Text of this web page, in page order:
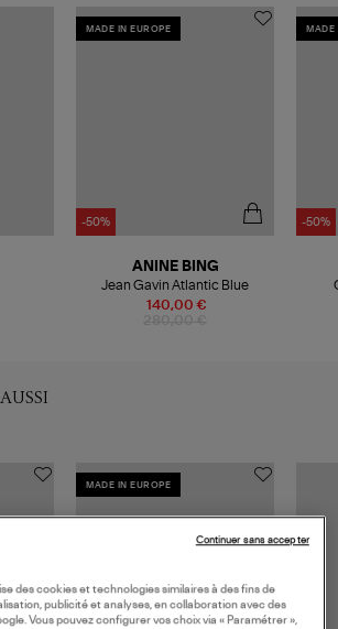
MADE IN EUROPE
-50%
140,00 €
ANINE BING
Jean Gavin Atlantic Blue
MADE
-50%
MADE IN EUROPE
des cookies et technologies similaires à des fins de
publicité et analyses, en collaboration avec des
Vous pouvez configurer vos choix via « Paramétrer »,
Continuer sans accepter